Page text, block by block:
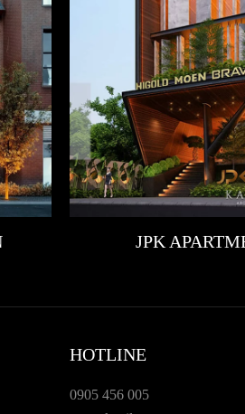
JPK
HOTLINE
0905 456 005